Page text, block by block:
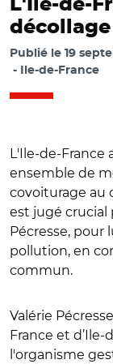
L'Ile-de-
Publié le 19
Ile-de-France
L'Ile-de-France
ensemble de
covoiturage au
est jugé crucial
Pécresse,
pollution, en
commun.
Valérie
France et d’Ile-
l'organisme